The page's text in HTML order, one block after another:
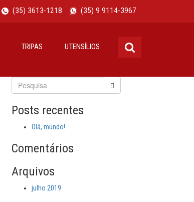
(35) 3613-1218 (35) 9 9114-3967
TRIPAS UTENSÍLIOS
Posts recentes
Olá, mundo!
Comentários
Arquivos
julho 2019